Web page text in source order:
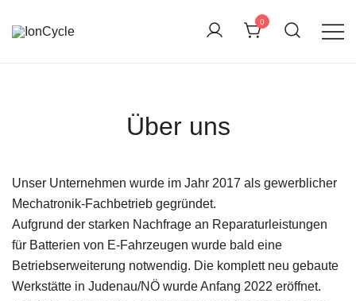
0
Über uns
Unser Unternehmen wurde im Jahr 2017 als gewerblicher
Mechatronik-Fachbetrieb gegründet.
Aufgrund der starken Nachfrage an Reparaturleistungen
für Batterien von E-Fahrzeugen wurde bald eine
Betriebserweiterung notwendig. Die komplett neu gebaute
Werkstätte in Judenau/NÖ wurde Anfang 2022 eröffnet.